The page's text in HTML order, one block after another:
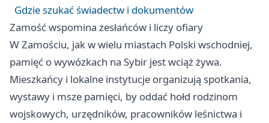
Gdzie szukać świadectw i dokumentów
Zamość wspomina zesłańców i liczy ofiary
W Zamościu, jak w wielu miastach Polski wschodniej,
pamięć o wywózkach na Sybir jest wciąż żywa.
Mieszkańcy i lokalne instytucje organizują spotkania,
wystawy i msze pamięci, by oddać hołd rodzinom
wojskowych, urzędników, pracowników leśnictwa i